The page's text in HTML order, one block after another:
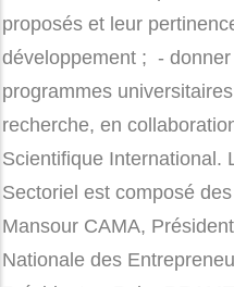
du Centre sur les
proposés et leur
développement ; -
programmes
recherche, en
Scientifique International.
Sectoriel est composé
Mansour CAMA,
Nationale des